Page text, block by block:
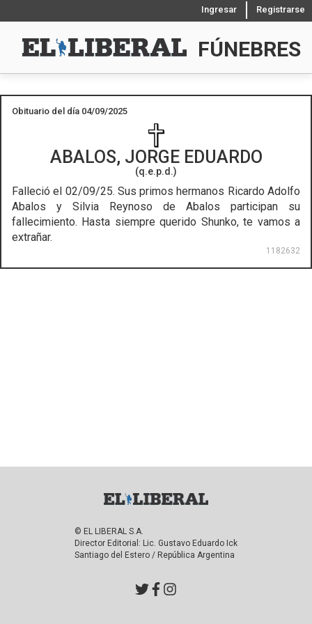
Ingresar Registrarse
FÚNEBRES
Obituario del día 04/09/2025
ABALOS, JORGE EDUARDO
(q.e.p.d.)
Falleció el 02/09/25. Sus primos hermanos Ricardo Adolfo
Abalos y Silvia Reynoso de Abalos participan su
fallecimiento. Hasta siempre querido Shunko, te vamos a
extrañar.
1182632
© EL LIBERAL S.A.
Director Editorial: Lic. Gustavo Eduardo Ick
Santiago del Estero / República Argentina